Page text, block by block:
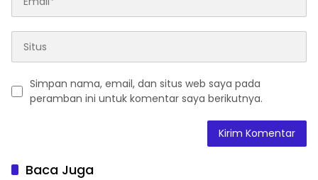
Simpan nama, email, dan situs web saya pada
peramban ini untuk komentar saya berikutnya.
Baca Juga